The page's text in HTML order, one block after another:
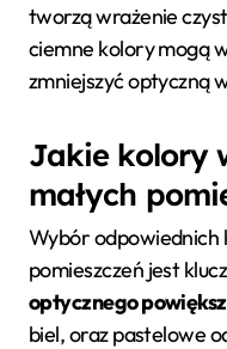
tworzą wrażenie
ciemne kolory mogą
zmniejszyć optyczną
Jakie kolory
małych
Wybór odpowiednich
pomieszczeń jest
optycznego
biel, oraz pastelowe